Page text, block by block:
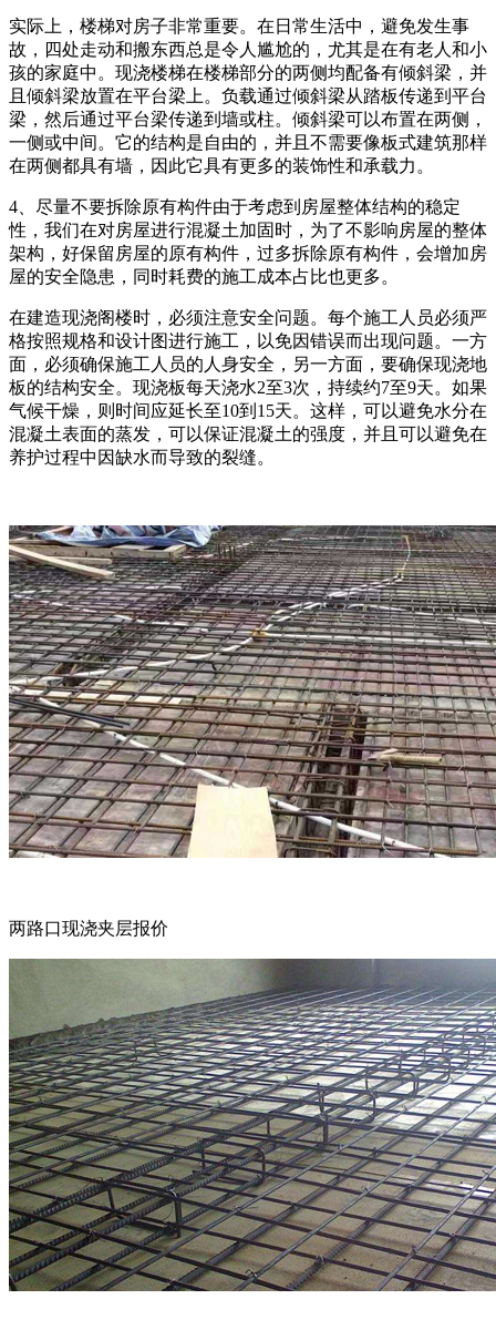
实际上，楼梯对房子非常重要。在日常生活中，避免发生事
故，四处走动和搬东西总是令人尴尬的，尤其是在有老人和小
孩的家庭中。现浇楼梯在楼梯部分的两侧均配备有倾斜梁，并
且倾斜梁放置在平台梁上。负载通过倾斜梁从踏板传递到平台
梁，然后通过平台梁传递到墙或柱。倾斜梁可以布置在两侧，
一侧或中间。它的结构是自由的，并且不需要像板式建筑那样
在两侧都具有墙，因此它具有更多的装饰性和承载力。
4、尽量不要拆除原有构件由于考虑到房屋整体结构的稳定
性，我们在对房屋进行混凝土加固时，为了不影响房屋的整体
架构，好保留房屋的原有构件，过多拆除原有构件，会增加房
屋的安全隐患，同时耗费的施工成本占比也更多。
在建造现浇阁楼时，必须注意安全问题。每个施工人员必须严
格按照规格和设计图进行施工，以免因错误而出现问题。一方
面，必须确保施工人员的人身安全，另一方面，要确保现浇地
板的结构安全。现浇板每天浇水2至3次，持续约7至9天。如果
气候干燥，则时间应延长至10到15天。这样，可以避免水分在
混凝土表面的蒸发，可以保证混凝土的强度，并且可以避免在
养护过程中因缺水而导致的裂缝。
两路口现浇夹层报价